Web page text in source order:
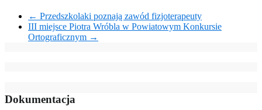
← Przedszkolaki poznają zawód fizjoterapeuty
III miejsce Piotra Wróbla w Powiatowym Konkursie
Ortograficznym →
Dokumentacja